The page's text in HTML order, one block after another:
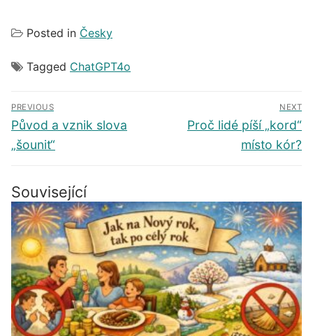
Posted in Česky
Tagged ChatGPT4o
Navigace
pro
příspěvek
PREVIOUS
Předchozí
příspěvek
Původ a vznik slova
„šounit“
NEXT
Další
Proč lidé píší „kord“
místo kór?
Související